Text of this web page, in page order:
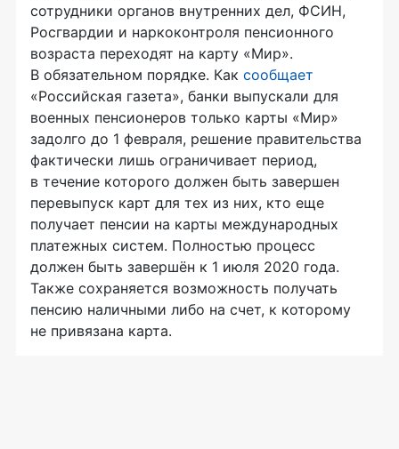
сотрудники органов внутренних дел, ФСИН,
Росгвардии и наркоконтроля пенсионного
возраста переходят на карту «Мир».
В обязательном порядке. Как сообщает
«Российская газета», банки выпускали для
военных пенсионеров только карты «Мир»
задолго до 1 февраля, решение правительства
фактически лишь ограничивает период,
в течение которого должен быть завершен
перевыпуск карт для тех из них, кто еще
получает пенсии на карты международных
платежных систем. Полностью процесс
должен быть завершён к 1 июля 2020 года.
Также сохраняется возможность получать
пенсию наличными либо на счет, к которому
не привязана карта.